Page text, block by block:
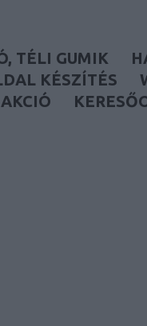
TÉLI GUMIK
KÉSZÍTÉS